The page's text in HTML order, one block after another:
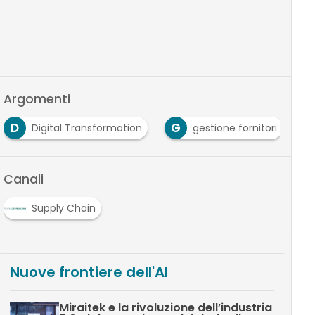
Argomenti
D
Digital Transformation G gestione fornitori
Canali
Supply Chain
Nuove frontiere dell'AI
Miraitek e la rivoluzione dell’industria